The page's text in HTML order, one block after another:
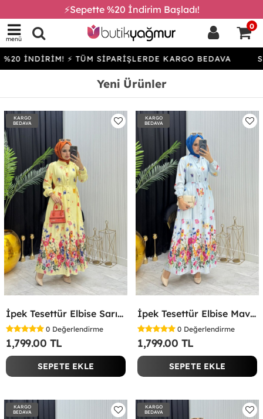
⚡Sepette %20 İndirim Başladı!
menü
0
⚡ TÜM SİPARİŞLERDE KARGO BEDAVA SEPETTE
Yeni Ürünler
KARGO
BEDAVA
İpek Tesettür Elbise Sarı Sarı
0 Değerlendirme
1,799.00 TL
SEPETE EKLE
KARGO
BEDAVA
İpek Tesettür Elbise Mavi Mavi
0 Değerlendirme
1,799.00 TL
SEPETE EKLE
KARGO
BEDAVA
KARGO
BEDAVA